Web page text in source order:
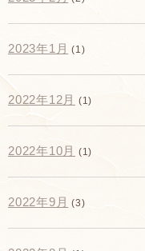
2023年1月 (1)
2022年12月 (1)
2022年10月 (1)
2022年9月 (3)